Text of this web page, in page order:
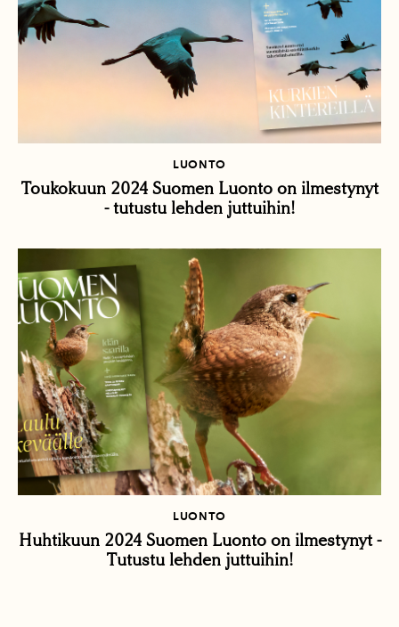
LUONTO
Toukokuun 2024 Suomen Luonto on ilmestynyt
- tutustu lehden juttuihin!
LUONTO
Huhtikuun 2024 Suomen Luonto on ilmestynyt -
Tutustu lehden juttuihin!